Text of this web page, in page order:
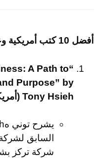
أفضل 10 كتب أمريكية وعربية عن الموضوع:
A Path to
Purpose” by
Tony Hsieh (أمريكي):
شركة تركز